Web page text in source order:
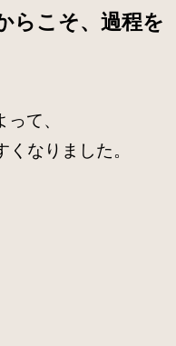
らこそ、過程を
て、
なりました。